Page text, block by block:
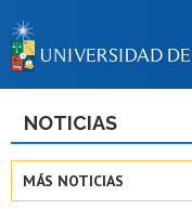
NOTICIAS
MÁS NOTICIAS